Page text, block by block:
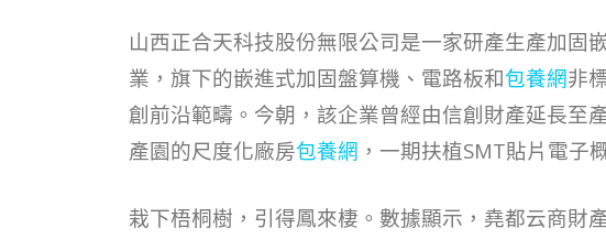
山西正合天科技股份無限公司是一家研產生產加固
業，旗下的嵌進式加固盤算機、電路板和包養網非
創前沿範疇。今朝，該企業曾經由信創財產延長至
產園的尺度化廠房包養網 ，一期扶植SMT貼片電子
栽下梧桐樹，引得鳳來棲。數據顯示，堯都云商財